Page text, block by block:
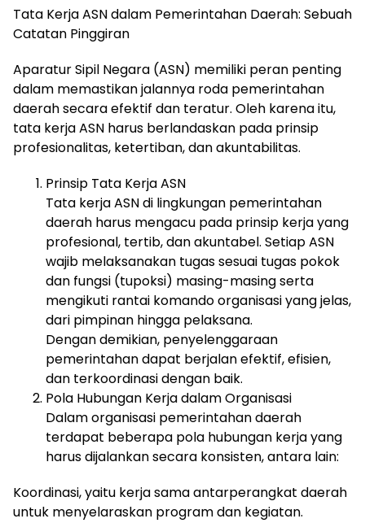
Tata Kerja ASN dalam Pemerintahan Daerah: Sebuah
Catatan Pinggiran
Aparatur Sipil Negara (ASN) memiliki peran penting
dalam memastikan jalannya roda pemerintahan
daerah secara efektif dan teratur. Oleh karena itu,
tata kerja ASN harus berlandaskan pada prinsip
profesionalitas, ketertiban, dan akuntabilitas.
Prinsip Tata Kerja ASN
Tata kerja ASN di lingkungan pemerintahan
daerah harus mengacu pada prinsip kerja yang
profesional, tertib, dan akuntabel. Setiap ASN
wajib melaksanakan tugas sesuai tugas pokok
dan fungsi (tupoksi) masing-masing serta
mengikuti rantai komando organisasi yang jelas,
dari pimpinan hingga pelaksana.
Dengan demikian, penyelenggaraan
pemerintahan dapat berjalan efektif, efisien,
dan terkoordinasi dengan baik.
Pola Hubungan Kerja dalam Organisasi
Dalam organisasi pemerintahan daerah
terdapat beberapa pola hubungan kerja yang
harus dijalankan secara konsisten, antara lain:
Koordinasi, yaitu kerja sama antarperangkat daerah
untuk menyelaraskan program dan kegiatan.